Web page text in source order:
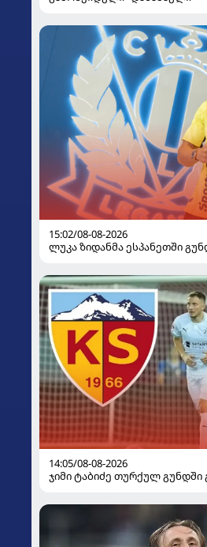
15:02/08-08-2026
ლუკა ზიდანმა ესპანეთში
14:05/08-08-2026
ჯიმი ტაბიძე თურქულ გუნდში